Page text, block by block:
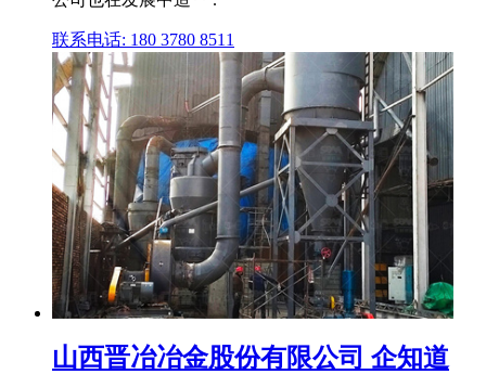
联系电话: 180 3780 8511
山西晋冶冶金股份有限公司 企知道